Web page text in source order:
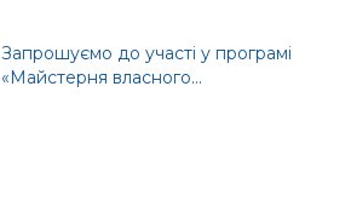
Запрошуємо до участі у програмі
«Майстерня власного...